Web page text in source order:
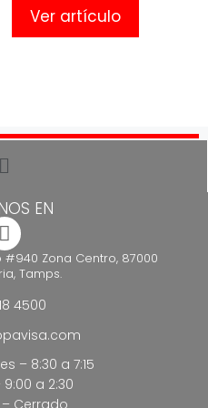
Ver artículo
EN
#940 Zona Centro, 87000
Tamps.
4500
– 8:30 a 7:15
a 2:30